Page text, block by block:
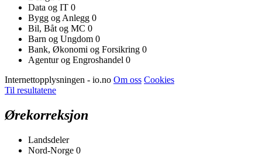
Data og IT 0
Bygg og Anlegg 0
Bil, Båt og MC 0
Barn og Ungdom 0
Bank, Økonomi og Forsikring 0
Agentur og Engroshandel 0
Internettopplysningen - io.no Om oss Cookies
Til resultatene
Ørekorreksjon
Landsdeler
Nord-Norge 0